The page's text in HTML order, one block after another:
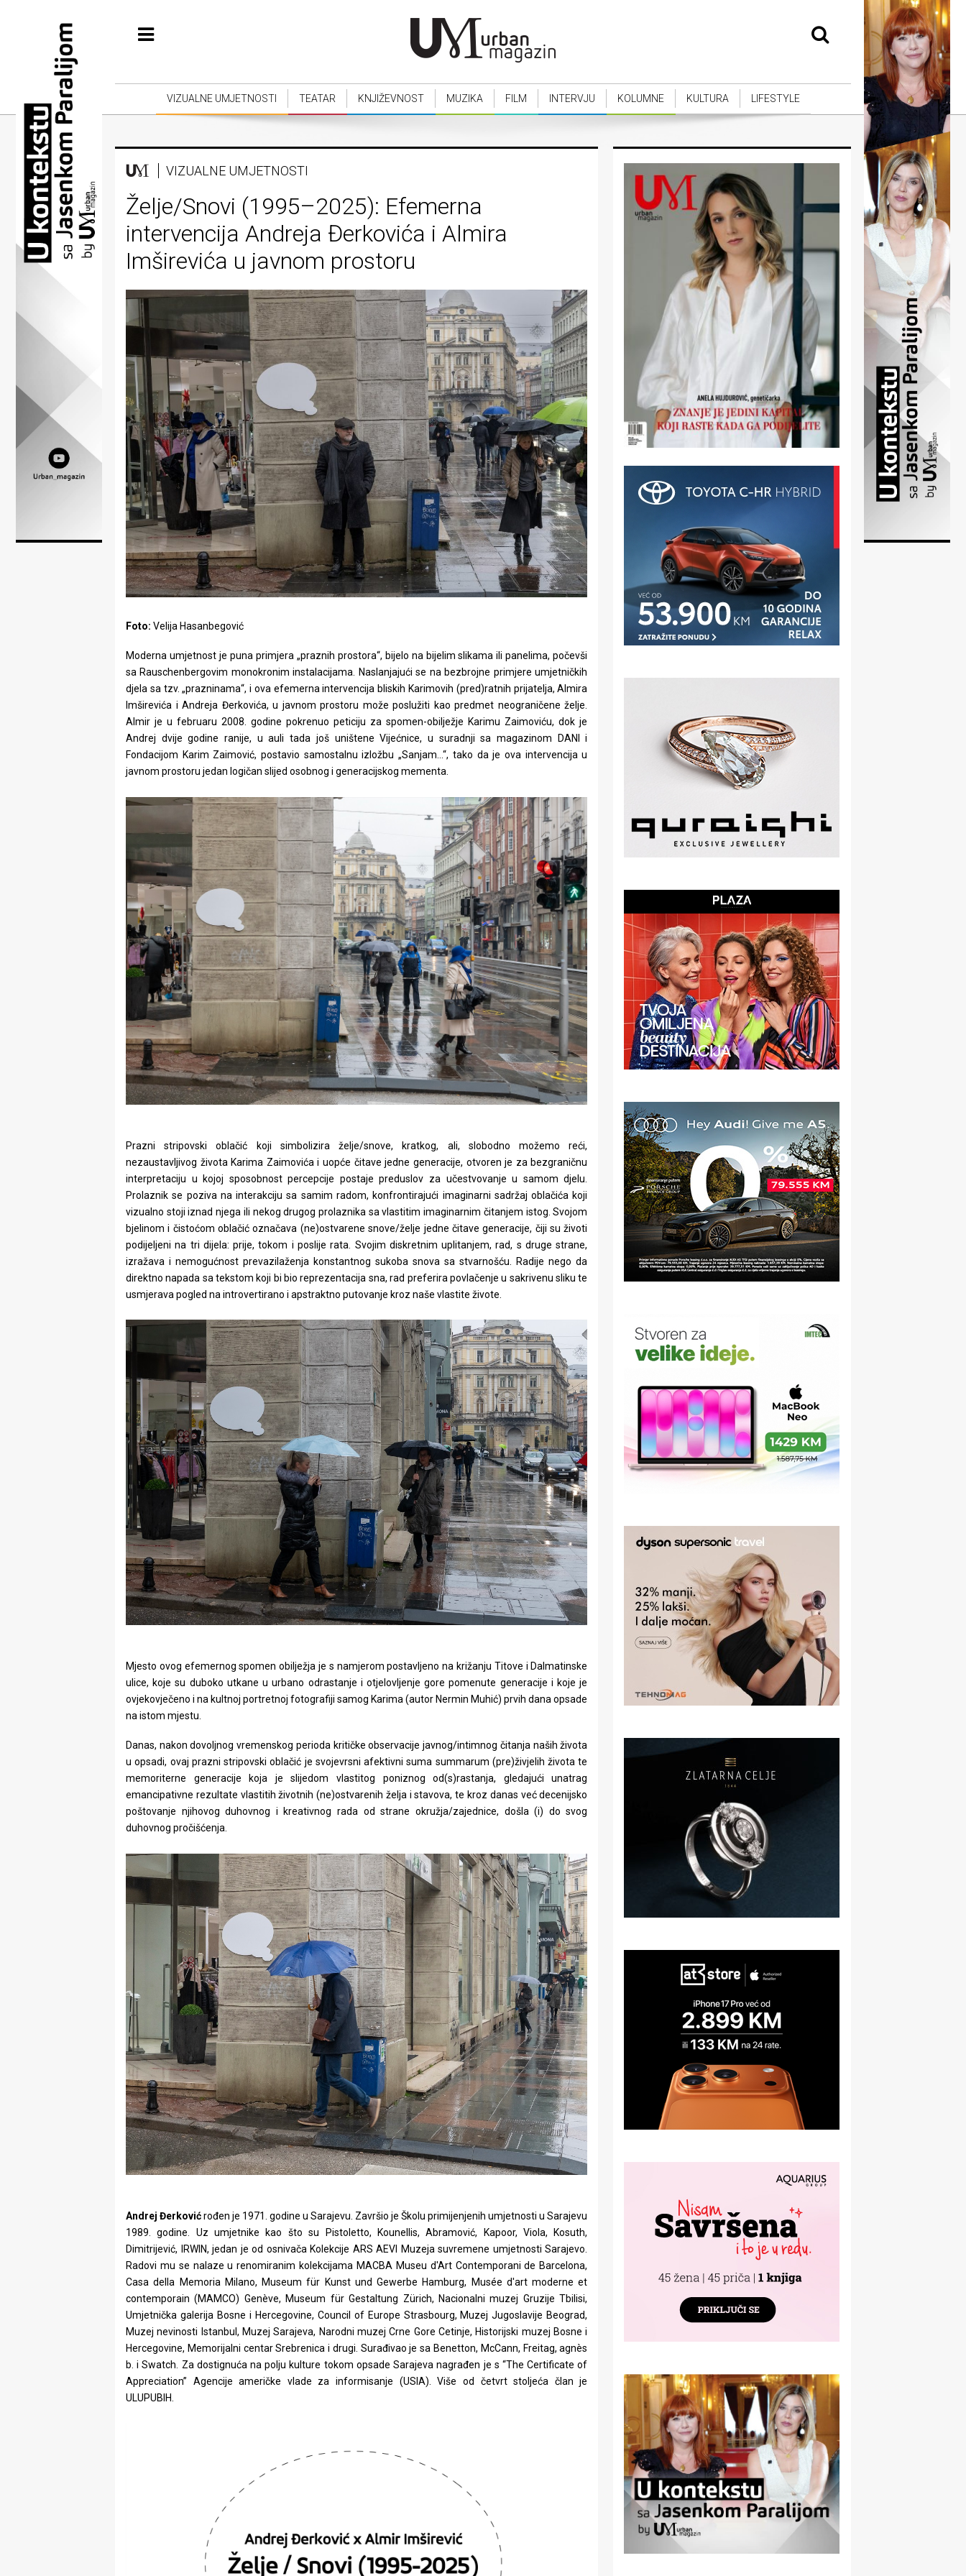
Vizualne
umjetnosti
Teatar
Književnost
Muzika
Film
Intervju
Kolumne
Lifestyle
Beauty
Zdravlje
stolom
u
VIZUALNE UMJETNOSTI TEATAR KNJIŽEVNOST MUZIKA FILM INTERVJU KOLUMNE KULTURA LIFESTYLE
VIZUALNE UMJETNOSTI
Želje/Snovi (1995–2025): Efemerna
intervencija Andreja Đerkovića i Almira
Imširevića u javnom prostoru
Foto: Velija Hasanbegović
Moderna umjetnost je puna primjera „praznih prostora“, bijelo na bijelim slikama ili panelima, počevši
sa Rauschenbergovim monokronim instalacijama. Naslanjajući se na bezbrojne primjere umjetničkih
djela sa tzv. „prazninama“, i ova efemerna intervencija bliskih Karimovih (pred)ratnih prijatelja, Almira
Imširevića i Andreja Đerkovića, u javnom prostoru može poslužiti kao predmet neograničene želje.
Almir je u februaru 2008. godine pokrenuo peticiju za spomen-obilježje Karimu Zaimoviću, dok je
Andrej dvije godine ranije, u auli tada još uništene Vijećnice, u suradnji sa magazinom DANI i
Fondacijom Karim Zaimović, postavio samostalnu izložbu „Sanjam…“, tako da je ova intervencija u
javnom prostoru jedan logičan slijed osobnog i generacijskog mementa.
Prazni stripovski oblačić koji simbolizira želje/snove, kratkog, ali, slobodno možemo reći,
nezaustavljivog života Karima Zaimovića i uopće čitave jedne generacije, otvoren je za bezgraničnu
interpretaciju u kojoj sposobnost percepcije postaje preduslov za učestvovanje u samom djelu.
Prolaznik se poziva na interakciju sa samim radom, konfrontirajući imaginarni sadržaj oblačića koji
vizualno stoji iznad njega ili nekog drugog prolaznika sa vlastitim imaginarnim čitanjem istog. Svojom
bjelinom i čistoćom oblačić označava (ne)ostvarene snove/želje jedne čitave generacije, čiji su životi
podijeljeni na tri dijela: prije, tokom i poslije rata. Svojim diskretnim uplitanjem, rad, s druge strane,
izražava i nemogućnost prevazilaženja konstantnog sukoba snova sa stvarnošću. Radije nego da
direktno napada sa tekstom koji bi bio reprezentacija sna, rad preferira povlačenje u sakrivenu sliku te
usmjerava pogled na introvertirano i apstraktno putovanje kroz naše vlastite živote.
Mjesto ovog efemernog spomen obilježja je s namjerom postavljeno na križanju Titove i Dalmatinske
ulice, koje su duboko utkane u urbano odrastanje i otjelovljenje gore pomenute generacije i koje je
ovjekovječeno i na kultnoj portretnoj fotografiji samog Karima (autor Nermin Muhić) prvih dana opsade
na istom mjestu.
Danas, nakon dovoljnog vremenskog perioda kritičke observacije javnog/intimnog čitanja naših života
u opsadi, ovaj prazni stripovski oblačić je svojevrsni afektivni suma summarum (pre)živjelih života te
memoriterne generacije koja je slijedom vlastitog poniznog od(s)rastanja, gledajući unatrag
emancipativne rezultate vlastitih životnih (ne)ostvarenih želja i stavova, te kroz danas već decenijsko
poštovanje njihovog duhovnog i kreativnog rada od strane okružja/zajednice, došla (i) do svog
duhovnog pročišćenja.
Andrej Đerkovićrođen je 1971. godine u Sarajevu. Završio je Školu primijenjenih umjetnosti u Sarajevu
1989. godine. Uz umjetnike kao što su Pistoletto, Kounellis, Abramović, Kapoor, Viola, Kosuth,
Dimitrijević, IRWIN, jedan je od osnivača Kolekcije ARS AEVI Muzeja suvremene umjetnosti Sarajevo.
Radovi mu se nalaze u renomiranim kolekcijama MACBA Museu d'Art Contemporani de Barcelona,
Casa della Memoria Milano, Museum für Kunst und Gewerbe Hamburg, Musée d'art moderne et
contemporain (MAMCO) Genève, Museum für Gestaltung Zürich, Nacionalni muzej Gruzije Tbilisi,
Umjetnička galerija Bosne i Hercegovine, Council of Europe Strasbourg, Muzej Jugoslavije Beograd,
Muzej nevinosti Istanbul, Muzej Sarajeva, Narodni muzej Crne Gore Cetinje, Historijski muzej Bosne i
Hercegovine, Memorijalni centar Srebrenica i drugi. Surađivao je sa Benetton, McCann, Freitag, agnès
b. i Swatch. Za dostignuća na polju kulture tokom opsade Sarajeva nagrađen je s “The Certificate of
Appreciation” Agencije američke vlade za informisanje (USIA). Više od četvrt stoljeća član je
ULUPUBIH.